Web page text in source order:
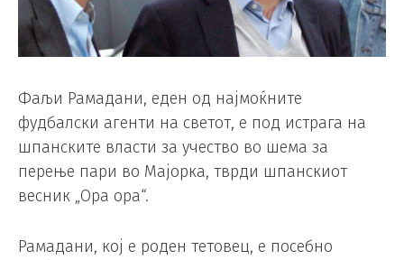
Фаљи Рамадани, еден од најмоќните
фудбалски агенти на светот, е под истрага на
шпанските власти за учество во шема за
перење пари во Мајорка, тврди шпанскиот
весник „Ора ора“.
Рамадани, кој е роден тетовец, е посебно